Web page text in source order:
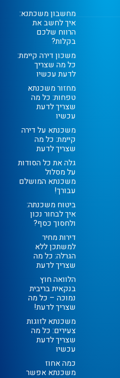
מחשבון משכתנא:
איך לחשב את
הרווח שלכם
בקלות?
משכון דירה קיימת:
כל מה שצריך
לדעת עכשיו
מחזור משכנתא
טפחות: כל מה
שצריך לדעת
עכשיו
משכנתא על דירה
קיימת: כל מה
שצריך לדעת
גלה את כל הסודות
על מסלול
משכנתא המושלם
עבורך!
ביטוח משכנתה:
איך לבחור נכון
ולחסוך כסף?
דירות מחיר
למשתכן ללא
הגרלה: כל מה
שצריך לדעת
הלוואה חוץ
בנקאית בריבית
נמוכה – כל מה
שצריך לדעת!
משכנתא לזוגות
צעירים: כל מה
שצריך לדעת
עכשיו
כמה אחוז
משכנתא אפשר